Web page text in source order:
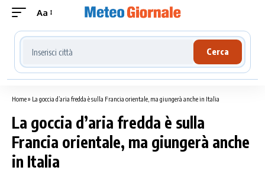
Aa
Cerca località meteo
Cerca
Home» La goccia d’aria fredda è sulla Francia orientale, ma giungerà anche in Italia
La goccia d’aria fredda è sulla
Francia orientale, ma giungerà anche
in Italia